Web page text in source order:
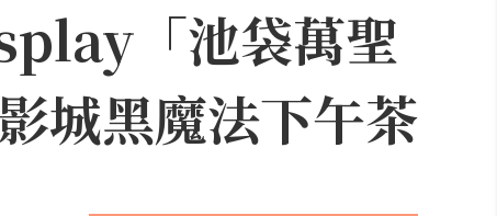
「池袋萬聖
城黑魔法下午茶